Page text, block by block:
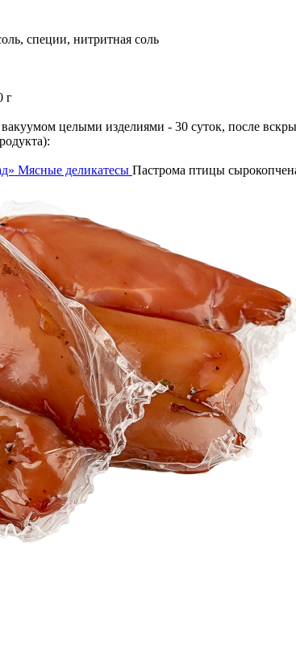
специи, нитритная соль
г
целыми изделиями - 30 суток, после
Мясные деликатесы Пастрома птицы